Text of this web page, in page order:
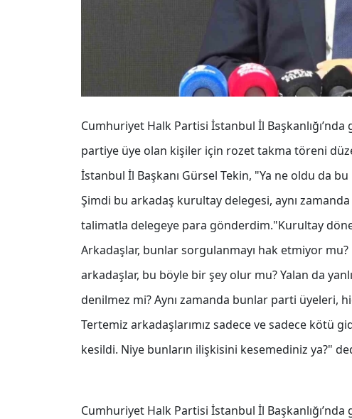
Cumhuriyet Halk Partisi İstanbul İl
partiye üye olan kişiler için rozet takma töreni
İstanbul İl Başkanı Gürsel Tekin, "Ya ne oldu da
Şimdi bu arkadaş kurultay delegesi, aynı
talimatla delegeye para gönderdim."Kurultay
Arkadaşlar, bunlar sorgulanmayı hak etmiyor
arkadaşlar, bu böyle bir şey olur mu? Yalan da
denilmez mi? Aynı zamanda bunlar parti üyeleri,
Tertemiz arkadaşlarımız sadece ve sadece kötü
kesildi. Niye bunların ilişkisini kesemediniz ya?"
Cumhuriyet Halk Partisi İstanbul İl